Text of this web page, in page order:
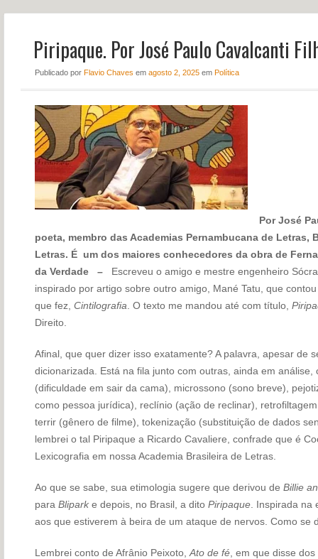
NOTÍCIAS PERFIL
CONTATO
Piripaque. Por José Paulo Cavalcanti
Publicado por Flavio Chaves em agosto 2, 2025em Política
Por José
poeta, membro das Academias Pernambucana de Letras,
Letras. É um dos maiores conhecedores da obra de
da Verdade – Escreveu o amigo e mestre engenheiro
inspirado por artigo sobre outro amigo, Mané Tatu, que
que fez, Cintilografia . O texto me mandou até com título,
Direito.
Afinal, que quer dizer isso exatamente? A palavra, apesar de
dicionarizada. Está na fila junto com outras, ainda em
(dificuldade em sair da cama), microssono (sono breve),
como pessoa jurídica), reclínio (ação de reclinar),
terrir (gênero de filme), tokenização (substituição de dados
lembrei o tal Piripaque a Ricardo Cavaliere, confrade que é
Lexicografia em nossa Academia Brasileira de Letras.
Ao que se sabe, sua etimologia sugere que derivou de Billie
para Bliparke depois, no Brasil, a dito Piripaque. Inspirada na
aos que estiverem à beira de um ataque de nervos. Como se
Lembrei conto de Afrânio Peixoto, Ato de fé, em que disse